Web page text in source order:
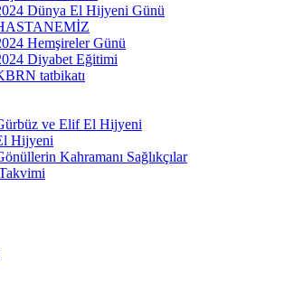
Dünya El Hijyeni Günü
Hemşireler Günü
Diyabet Eğitimi
tatbikatı
ve Elif El Hijyeni
Hijyeni
Kahramanı Sağlıkçılar